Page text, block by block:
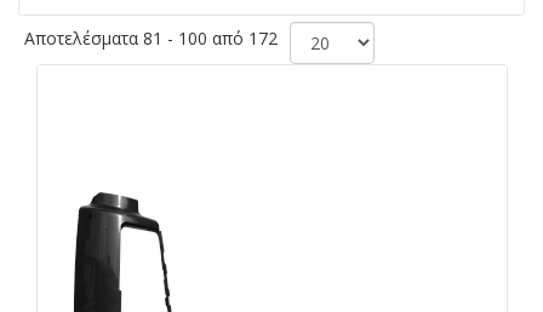
Αποτελέσματα 81 - 100 από 172